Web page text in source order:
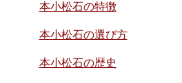
本小松石の特徴
本小松石の選び方
本小松石の歴史